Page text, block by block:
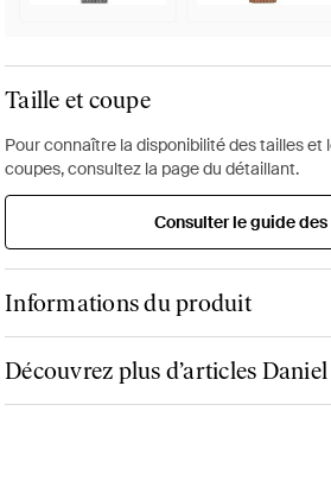
Taille et coupe
Pour connaître la disponibilité des tailles et
coupes, consultez la page du détaillant.
Consulter le guide
Informations du produit
Découvrez plus d’articles